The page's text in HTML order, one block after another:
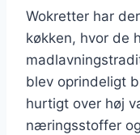
Wokretter har
køkken, hvor de
blev oprindeligt
hurtigt over høj
næringsstoffer